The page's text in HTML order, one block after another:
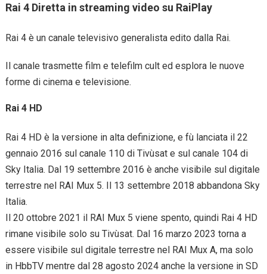
Rai 4 Diretta in streaming video su RaiPlay
Rai 4 è un canale televisivo generalista edito dalla Rai.
Il canale trasmette film e telefilm cult ed esplora le nuove
forme di cinema e televisione.
Rai 4 HD
Rai 4 HD è la versione in alta definizione, e fù lanciata il 22
gennaio 2016 sul canale 110 di Tivùsat e sul canale 104 di
Sky Italia. Dal 19 settembre 2016 è anche visibile sul digitale
terrestre nel RAI Mux 5. Il 13 settembre 2018 abbandona Sky
Italia.
Il 20 ottobre 2021 il RAI Mux 5 viene spento, quindi Rai 4 HD
rimane visibile solo su Tivùsat. Dal 16 marzo 2023 torna a
essere visibile sul digitale terrestre nel RAI Mux A, ma solo
in HbbTV mentre dal 28 agosto 2024 anche la versione in SD